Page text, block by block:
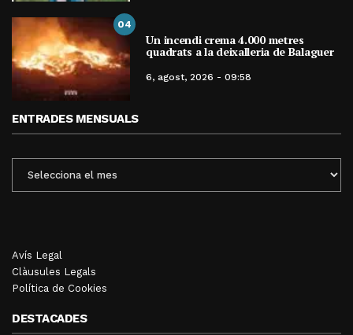
04
Un incendi crema 4.000 metres
quadrats a la deixalleria de Balaguer
6, agost, 2026 - 09:58
ENTRADES MENSUALS
MENSUALS
Avís Legal
Clàusules Legals
Política de Cookies
DESTACADES